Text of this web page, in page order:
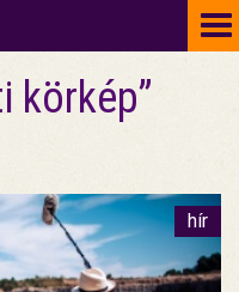
körkép”
hír